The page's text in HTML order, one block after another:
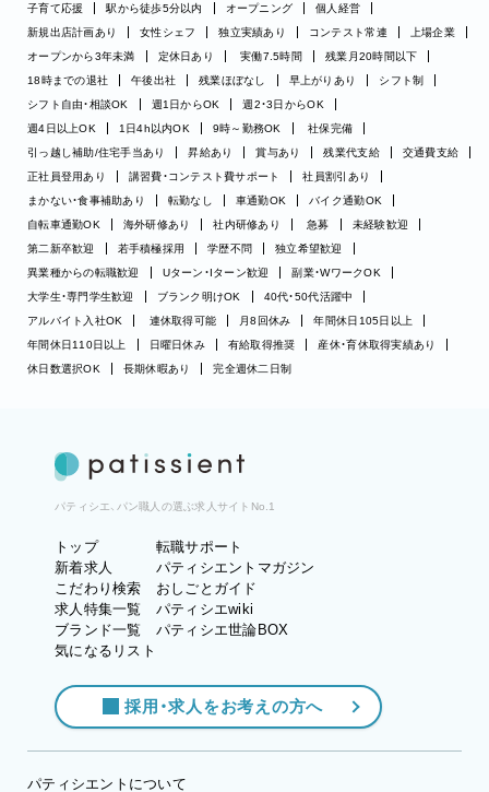
子育て応援 駅から徒歩5分以内 オープニング
個人経営
新規出店計画あり
女性シェフ 独立実績あり コンテスト常連
上場企業
オープンから3年未満
定休日あり 実働7.5時間
残業月20時間以下
18時までの退社
午後出社 残業ほぼなし 早上がりあり
シフト制
シフト自由・相談OK
週1日からOK
週2・3日からOK
週4日以上OK
1日4h以内OK 9時～勤務OK
社保完備
引っ越し補助/住宅手当あり
昇給あり 賞与あり 残業代支給
交通費支給
正社員登用あり
講習費・コンテスト費サポート
社員割引あり
まかない・食事補助あり
転勤なし 車通勤OK
バイク通勤OK
自転車通勤OK
海外研修あり 社内研修あり 急募
未経験歓迎
第二新卒歓迎
若手積極採用 学歴不問
独立希望歓迎
異業種からの転職歓迎
Uターン・Iターン歓迎
副業・WワークOK
大学生・専門学生歓迎
ブランク明けOK
40代・50代活躍中
アルバイト入社OK
連休取得可能 月8回休み
年間休日105日以上
年間休日110日以上
日曜日休み 有給取得推奨
産休・育休取得実績あり
休日数選択OK
長期休暇あり 完全週休二日制
パティシエ、パン職人の選ぶ求人サイトNo.1
トップ
新着求人
こだわり検索
求人特集一覧
ブランド一覧
気になるリスト
転職サポート
パティシエントマガジン
おしごとガイド
パティシエwiki
パティシエ世論BOX
採用・求人をお考えの方へ
パティシエントについて